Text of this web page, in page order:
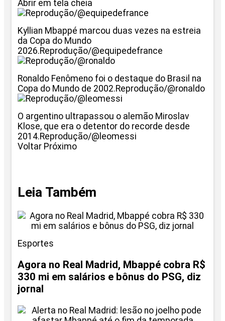
Abrir em tela cheia
Kyllian Mbappé marcou duas vezes na estreia
da Copa do Mundo
2026.Reprodução/@equipedefrance
Ronaldo Fenômeno foi o destaque do Brasil na
Copa do Mundo de 2002.Reprodução/@ronaldo
O argentino ultrapassou o alemão Miroslav
Klose, que era o detentor do recorde desde
2014.Reprodução/@leomessi
Voltar Próximo
Leia Também
Esportes
Agora no Real Madrid, Mbappé cobra R$
330 mi em salários e bônus do PSG, diz
jornal